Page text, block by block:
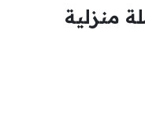
منزلية